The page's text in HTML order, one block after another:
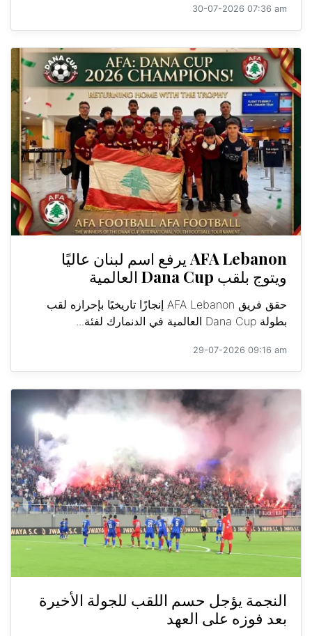
30-07-2026 07:36 am
AFA Lebanon يرفع اسم لبنان عاليًا
ويتوج بلقب Dana Cup العالمية
حقق فريق AFA Lebanon إنجازًا تاريخيًا بإحرازه لقب
بطولة Dana Cup العالمية في الدنمارك لفئة...
29-07-2026 09:16 am
النجمة يؤجل حسم اللقب للجولة الأخيرة
بعد فوزه على العهد